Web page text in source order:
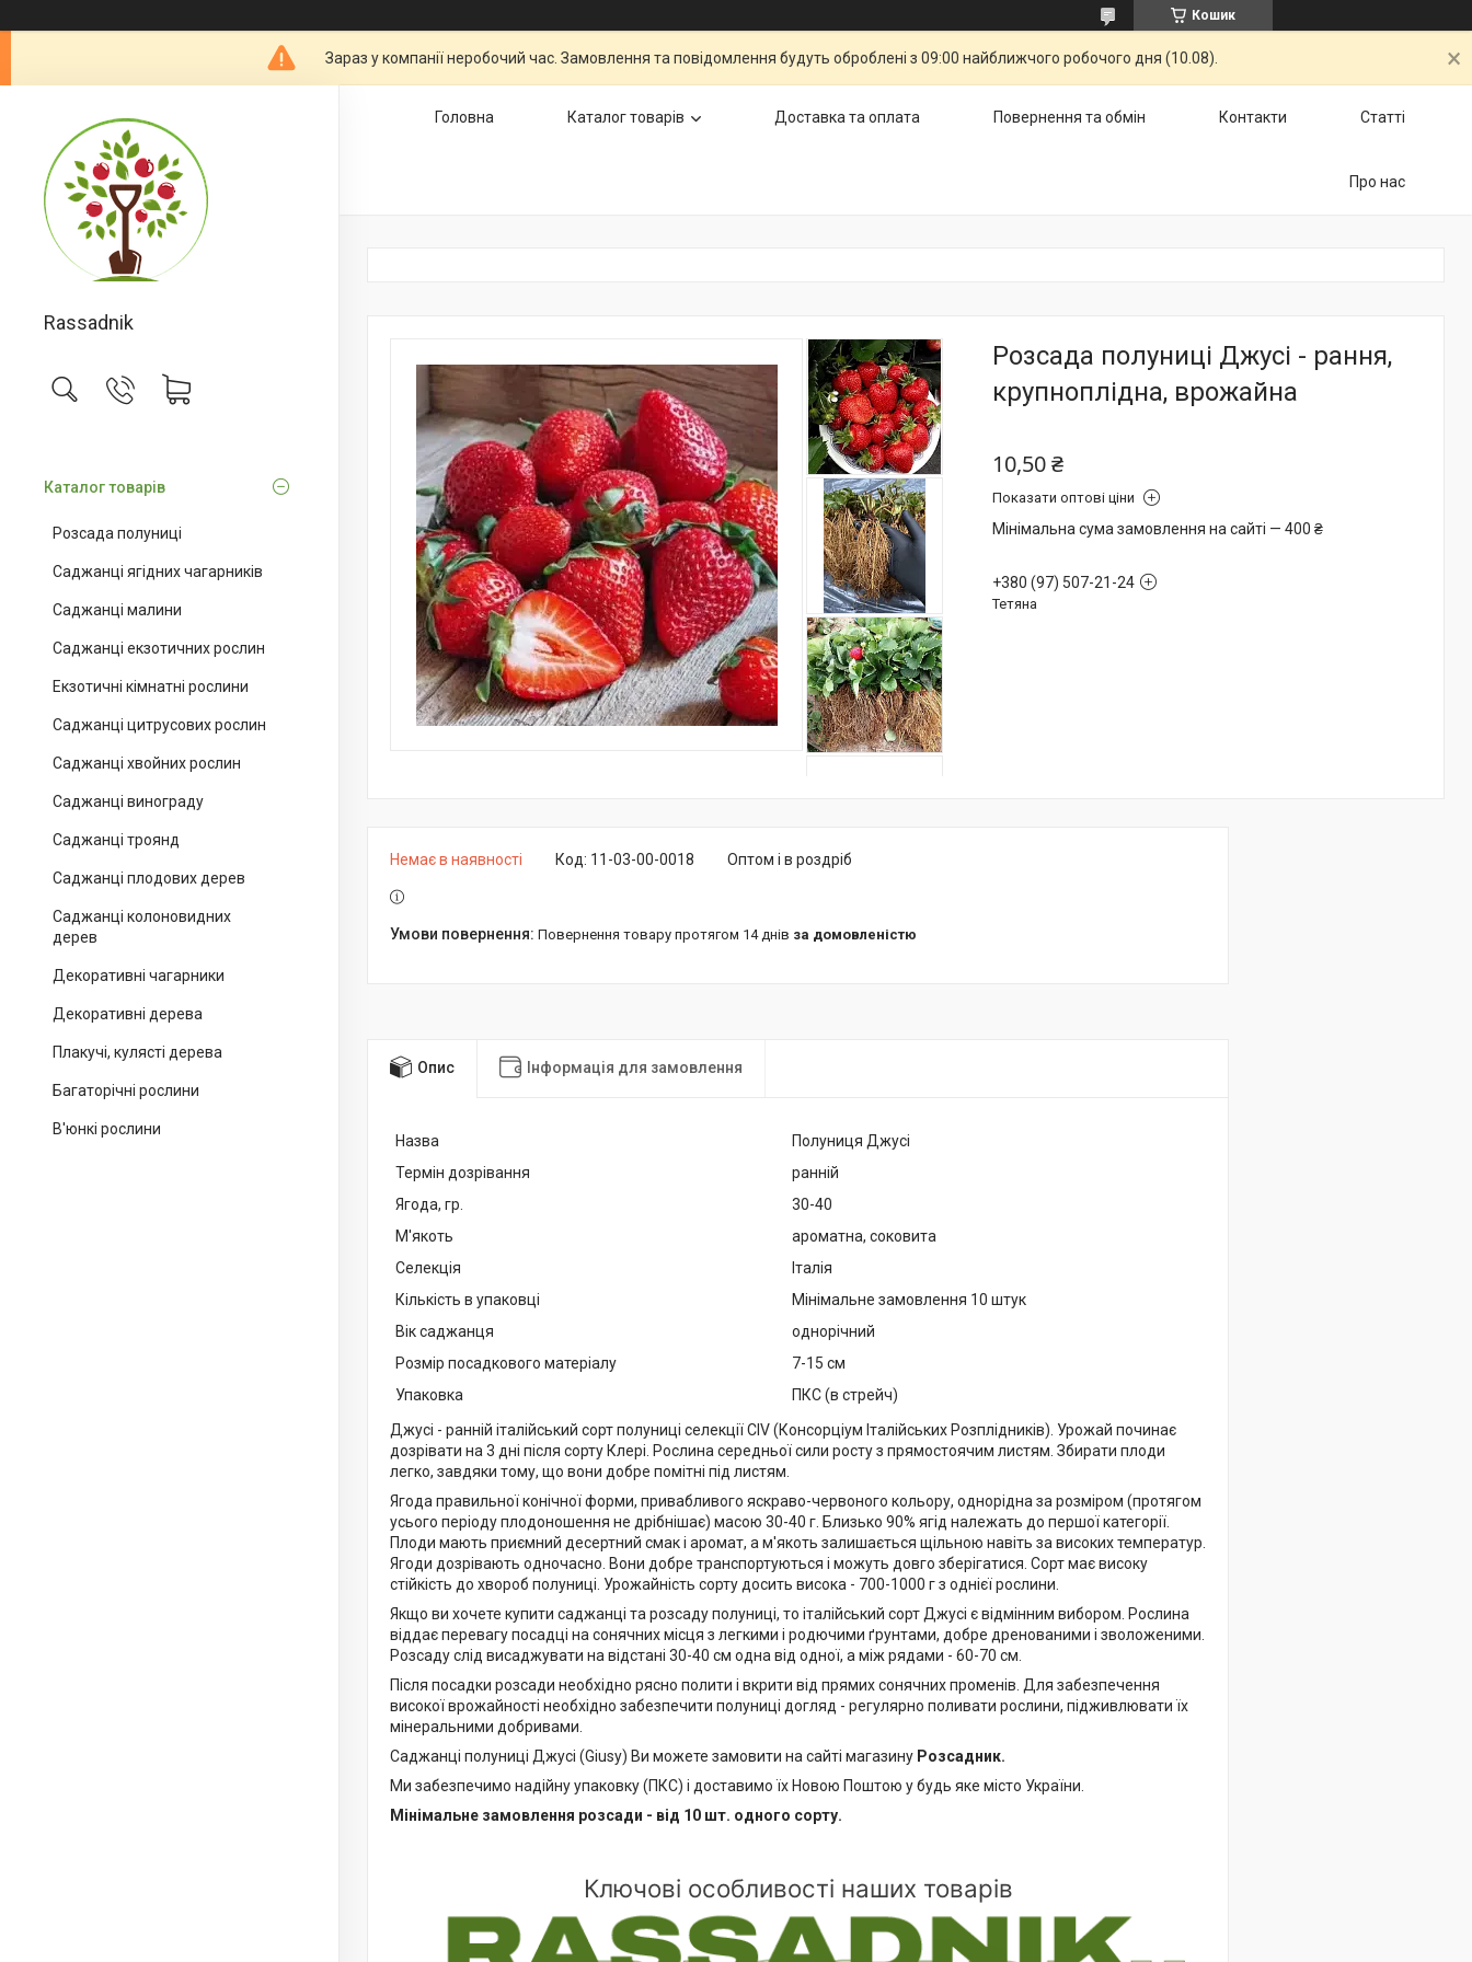
Кошик
Зараз у компанії неробочий час. Замовлення та повідомлення будуть оброблені з 09:00 найближчого робочого дня (10.08).
Rassadnik
Каталог товарів
Розсада полуниці
Саджанці ягідних чагарників
Саджанці малини
Саджанці екзотичних рослин
Екзотичні кімнатні рослини
Саджанці цитрусових рослин
Саджанці хвойних рослин
Саджанці винограду
Саджанці троянд
Саджанці плодових дерев
Саджанці колоновидних
дерев
Декоративні чагарники
Декоративні дерева
Плакучі, кулясті дерева
Багаторічні рослини
В'юнкі рослини
Головна Каталог товарів Доставка та оплата Повернення та обмін Контакти Статті
Про нас
Розсада полуниці Джусі - рання,
крупноплідна, врожайна
10,50 ₴
Показати оптові ціни
Мінімальна сума замовлення на сайті — 400 ₴
+380 (97) 507-21-24
Тетяна
Немає в наявності Оптом і в роздріб
Код: 11-03-00-0018
повернення товару протягом 14 днів за домовленістю
Опис Інформація для замовлення
Назва
Полуниця Джусі
Термін дозрівання
ранній
Ягода, гр.
30-40
М'якоть
ароматна, соковита
Селекція
Італія
Кількість в упаковці
Мінімальне замовлення 10 штук
Вік саджанця
однорічний
Розмір посадкового матеріалу
7-15 см
Упаковка
ПКС (в стрейч)
Джусі - ранній італійський сорт полуниці селекції CIV (Консорціум Італійських Розплідників). Урожай починає
дозрівати на 3 дні після сорту Клері. Рослина середньої сили росту з прямостоячим листям. Збирати плоди
легко, завдяки тому, що вони добре помітні під листям.
Ягода правильної конічної форми, привабливого яскраво-червоного кольору, однорідна за розміром (протягом
усього періоду плодоношення не дрібнішає) масою 30-40 г. Близько 90% ягід належать до першої категорії.
Плоди мають приємний десертний смак і аромат, а м'якоть залишається щільною навіть за високих температур.
Ягоди дозрівають одночасно. Вони добре транспортуються і можуть довго зберігатися. Сорт має високу
стійкість до хвороб полуниці. Урожайність сорту досить висока - 700-1000 г з однієї рослини.
Якщо ви хочете купити саджанці та розсаду полуниці, то італійський сорт Джусі є відмінним вибором. Рослина
віддає перевагу посадці на сонячних місця з легкими і родючими ґрунтами, добре дренованими і зволоженими.
Розсаду слід висаджувати на відстані 30-40 см одна від одної, а між рядами - 60-70 см.
Після посадки розсади необхідно рясно полити і вкрити від прямих сонячних променів. Для забезпечення
високої врожайності необхідно забезпечити полуниці догляд - регулярно поливати рослини, підживлювати їх
мінеральними добривами.
Саджанці полуниці Джусі (Giusy) Ви можете замовити на сайті магазину Розсадник.
Ми забезпечимо надійну упаковку (ПКС) і доставимо їх Новою Поштою у будь яке місто України.
Мінімальне замовлення розсади - від 10 шт. одного сорту.
Ключові особливості наших товарів